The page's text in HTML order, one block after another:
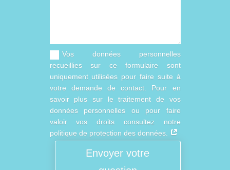
Vos données personnelles
recueillies sur ce formulaire sont
uniquement utilisées pour faire suite à
votre demande de contact. Pour en
savoir plus sur le traitement de vos
données personnelles ou pour faire
valoir vos droits consultez notre
politique de protection des données.
Envoyer votre